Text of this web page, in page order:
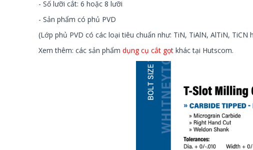
- Số lưỡi cắt: 6 hoặc 8 lưỡi
- Sản phẩm có phủ PVD
(Lớp phủ PVD có các loại tiêu chuẩn như: TiN, TiAlN, AlTiN,
Xem thêm: các sản phẩm dụng cụ cắt gọt khác tại Hutscom.